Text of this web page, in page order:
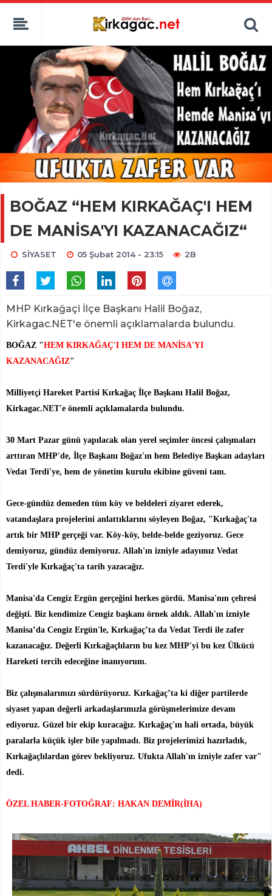
BOĞAZ “HEM KIRKAĞAÇ'I HEM
DE MANİSA'YI KAZANACAĞIZ“
SİYASET 05 Şubat 2014 - 23:15 2B
MHP Kırkağaçi İlçe Başkanı Halil Boğaz,
Kirkagac.NET'e önemli açıklamalarda bulundu.
BOĞAZ "HEM KIRKAĞAÇ'I HEM DE MANİSA'YI
KAZANACAĞIZ"
Milliyetçi Hareket Partisi Kırkağaç İlçe Başkanı Halil Boğaz,
Kirkagac.NET'e önemli açıklamalarda bulundu.
30 Mart Pazar günü yapılacak olan yerel seçimler öncesi çalışmaları
arttıran MHP'de, İlçe Başkanı Boğaz'ın hem Belediye Başkan adayları
Vedat Terdi'ye, hem de yönetim kurulu ekibine güveni tam.
Gece-gündüz demeden tüm köy ve beldeleri ziyaret ederek,
vatandaşlara projelerini anlattıklarını söyleyen Boğaz, "Kırkağaç'ta
artık bir MHP gerçeği var. Köy-köy, belde-belde geziyoruz. Gece
demiyoruz, gündüz demiyoruz. Allah'ın izniyle adayımız Vedat
Terdi'yle Kırkağaç'ta tarih yazacağız.
Manisa'da Cengiz Ergün gerçeğini herkes gördü. Manisa'nın çehresi
değişti. Biz kendimize Cengiz başkanı örnek aldık. Allah'ın izniyle
Manisa’da Cengiz Ergün'le, Kırkağaç’ta da Vedat Terdi ile zafer
kazanacağız. Değerli Kırkağaçlıların bu kez MHP'yi bu kez Ülkücü
Hareketi tercih edeceğine inanıyorum.
Biz çalışmalarımızı sürdürüyoruz. Kırkağaç’ta ki diğer partilerde
siyaset yapan değerli arkadaşlarımızla görüşmelerimize devam
ediyoruz. Güzel bir ekip kuracağız. Kırkağaç'ın hali ortada, büyük
paralarla küçük işler bile yapılmadı. Biz projelerimizi hazırladık,
Kırkağaçlılardan görev bekliyoruz. Ufukta Allah'ın izniyle zafer var"
dedi.
ÖZEL HABER-FOTOĞRAF: HAKAN DEMİR(İHA)